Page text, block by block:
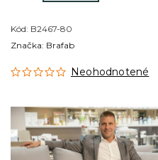
Kód: B2467-80
Neohodnotené
Značka: Brafab